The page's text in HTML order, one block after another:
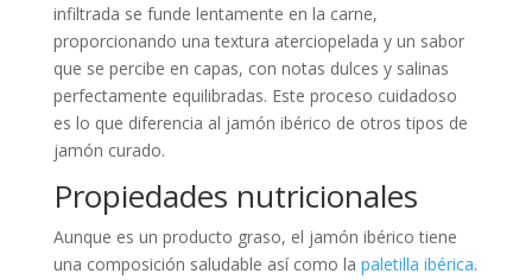
infiltrada se funde lentamente en la carne,
proporcionando una textura aterciopelada y un sabor
que se percibe en capas, con notas dulces y salinas
perfectamente equilibradas. Este proceso cuidadoso
es lo que diferencia al jamón ibérico de otros tipos de
jamón curado.
Propiedades nutricionales
Aunque es un producto graso, el jamón ibérico tiene
una composición saludable así como la paletilla ibérica.